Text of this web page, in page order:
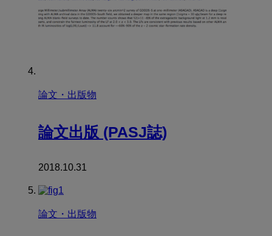
論文・出版物
論文出版 (PASJ誌)
2018.10.31
論文・出版物